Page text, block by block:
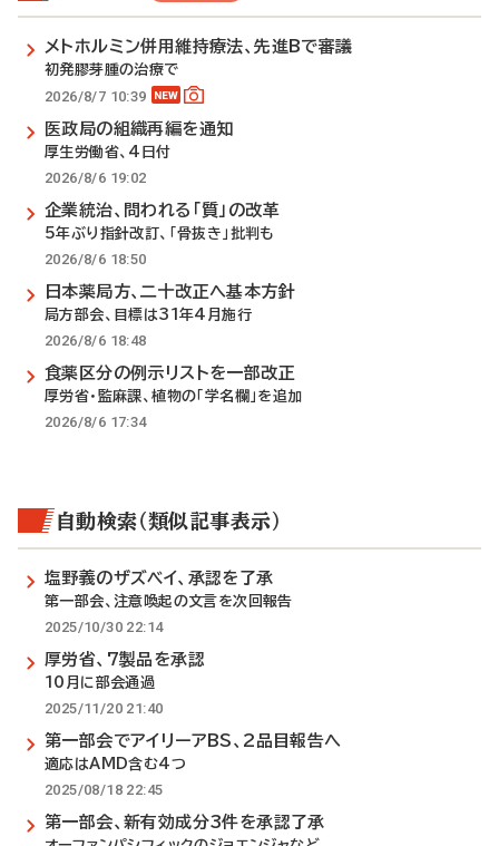
メトホルミン併用維持療法、先進Bで審議
初発膠芽腫の治療で
2026/8/7 10:39
医政局の組織再編を通知
厚生労働省、4日付
2026/8/6 19:02
企業統治、問われる「質」の改革
5年ぶり指針改訂、「骨抜き」批判も
2026/8/6 18:50
日本薬局方、二十改正へ基本方針
局方部会、目標は31年4月施行
2026/8/6 18:48
食薬区分の例示リストを一部改正
厚労省・監麻課、植物の「学名欄」を追加
2026/8/6 17:34
自動検索（類似記事表示）
塩野義のザズベイ、承認を了承
第一部会、注意喚起の文言を次回報告
2025/10/30 22:14
厚労省、7製品を承認
10月に部会通過
2025/11/20 21:40
第一部会でアイリーアBS、2品目報告へ
適応はAMD含む4つ
2025/08/18 22:45
第一部会、新有効成分3件を承認了承